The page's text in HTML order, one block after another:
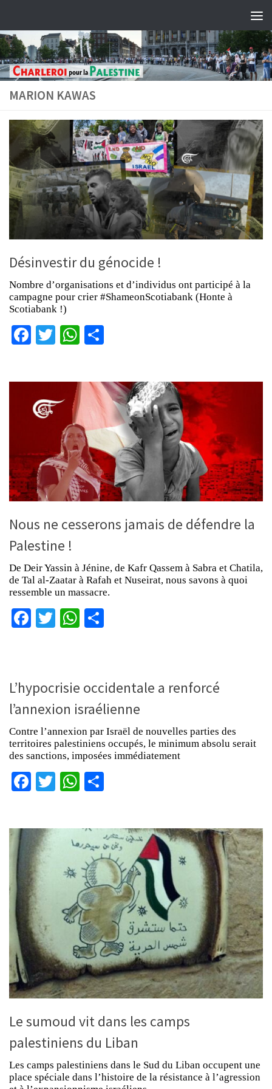
MARION KAWAS
Désinvestir du génocide !
Nombre d’organisations et d’individus ont participé à la
campagne pour crier #ShameonScotiabank (Honte à
Scotiabank !)
Facebook
TwitterWhatsApp
Nous ne cesserons jamais de défendre la
Palestine !
De Deir Yassin à Jénine, de Kafr Qassem à Sabra et Chatila,
de Tal al-Zaatar à Rafah et Nuseirat, nous savons à quoi
ressemble un massacre.
Facebook
TwitterWhatsApp
L’hypocrisie occidentale a renforcé
l’annexion israélienne
Contre l’annexion par Israël de nouvelles parties des
territoires palestiniens occupés, le minimum absolu serait
des sanctions, imposées immédiatement
Facebook
TwitterWhatsApp
Le sumoud vit dans les camps
palestiniens du Liban
Les camps palestiniens dans le Sud du Liban occupent une
place spéciale dans l’histoire de la résistance à l’agression